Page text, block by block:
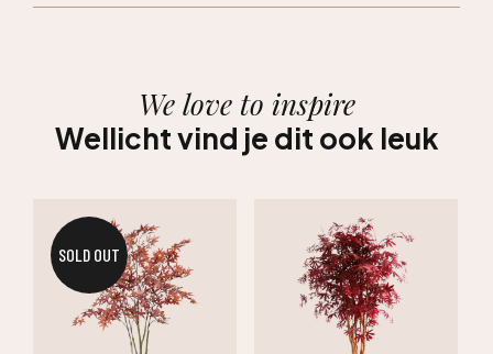
We love to inspire
Wellicht vind je dit ook leuk
SOLD OUT